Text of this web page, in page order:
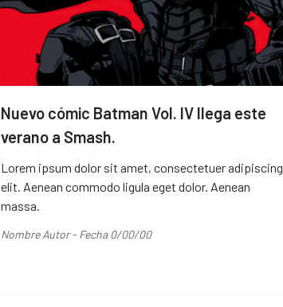
Nuevo cómic Batman Vol. IV llega este
verano a Smash.
Lorem ipsum dolor sit amet, consectetuer adipiscing
elit. Aenean commodo ligula eget dolor. Aenean
massa.
Nombre Autor - Fecha 0/00/00